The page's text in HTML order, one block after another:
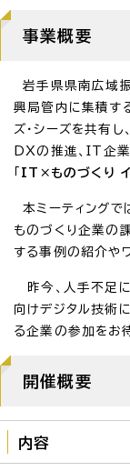
事業概要
岩手県県南広域
興局管内に集積す
ズ・シーズを共有
DXの推進、IT企業
IT×ものづくり イ
本ミーティングで
ものづくり企業の
する事例の紹介や
昨今、人手不足
向けデジタル技術
る企業の参加をお
開催概要
内容